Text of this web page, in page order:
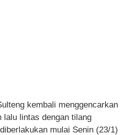
kembali menggencarkan
lalu lintas dengan tilang
mulai Senin (23/1)